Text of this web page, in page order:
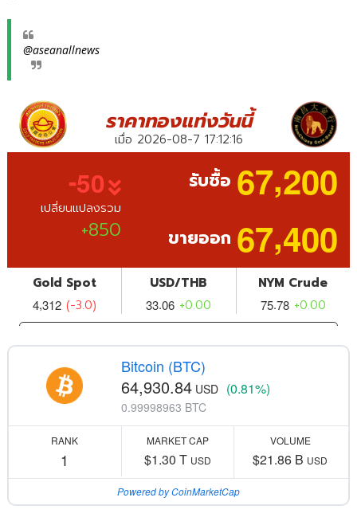
@aseanallnews
Bitcoin (BTC)
64,930.84 USD (0.81%)
0.99998963 BTC
RANK
1
MARKET CAP
$1.30 T USD
VOLUME
$21.86 B USD
Powered by CoinMarketCap